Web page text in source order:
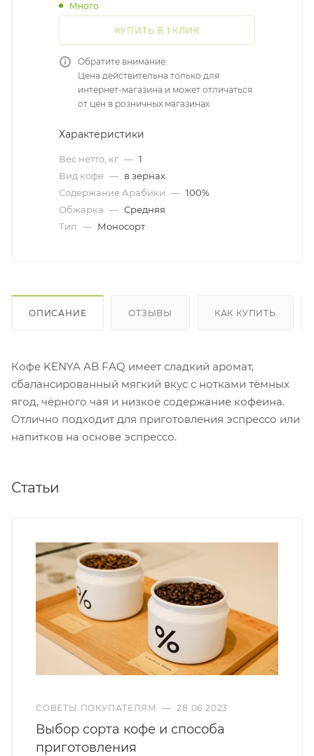
Много
КУПИТЬ В 1 КЛИК
Обратите внимание:
Цена действительна только для
интернет-магазина и может отличаться
от цен в розничных магазинах
Характеристики
Вес нетто, кг — 1
Вид кофе — в зернах
Содержание Арабики — 100%
Обжарка — Средняя
Тип — Моносорт
ОПИСАНИЕ ОТЗЫВЫ КАК КУПИТЬ
Кофе KENYA AB FAQ имеет сладкий аромат,
сбалансированный мягкий вкус с нотками тёмных
ягод, чёрного чая и низкое содержание кофеина.
Отлично подходит для приготовления эспрессо или
напитков на основе эспрессо.
Статьи
СОВЕТЫ ПОКУПАТЕЛЯМ — 28.06.2023
Выбор сорта кофе и способа
приготовления